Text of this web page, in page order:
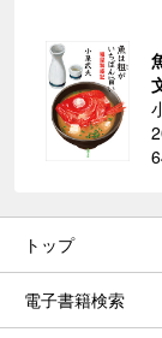
トップ
電子書籍検索